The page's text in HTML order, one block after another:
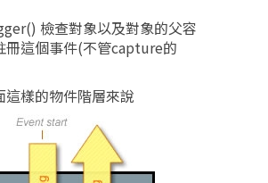
檢查對象以及對象的父容
冊這個事件(不管capture的
這樣的物件階層來說